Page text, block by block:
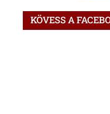
KÖVESS A